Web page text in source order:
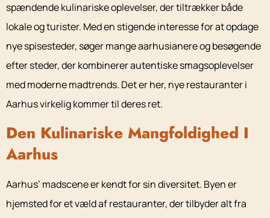
spændende kulinariske oplevelser, der tiltrækker både
lokale og turister. Med en stigende interesse for at opdage
nye spisesteder, søger mange aarhusianere og besøgende
efter steder, der kombinerer autentiske smagsoplevelser
med moderne madtrends. Det er her, nye restauranter i
Aarhus virkelig kommer til deres ret.
Den Kulinariske Mangfoldighed I
Aarhus
Aarhus’ madscene er kendt for sin diversitet. Byen er
hjemsted for et væld af restauranter, der tilbyder alt fra